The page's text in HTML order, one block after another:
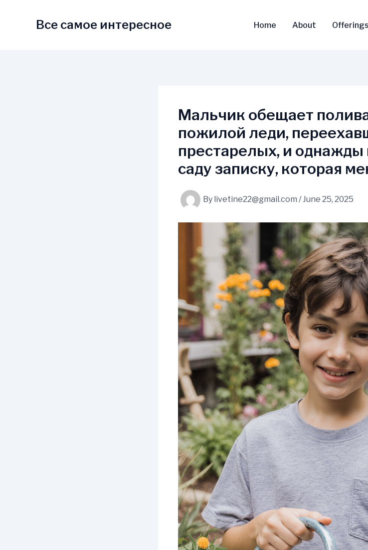
Все самое интересное Home About Offerings
Мальчик обещает
пожилой леди,
престарелых, и однажды
саду записку, которая
By livetine22@gmail.com /June 25, 2025